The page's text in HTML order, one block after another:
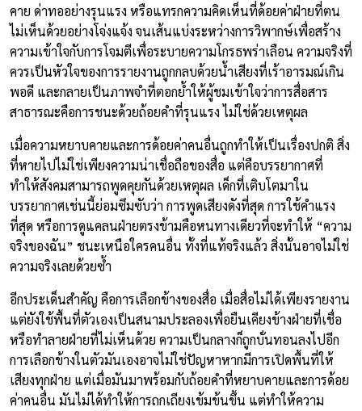
คาย ด่าทออย่างรุนแรง หรือแทรกความคิดเห็นที่ด้อยค่าฝ่ายที่ตน
ไม่เห็นด้วยอย่างโจ่งแจ้ง จนเส้นแบ่งระหว่างการวิพากษ์เพื่อสร้าง
ความเข้าใจกับการโจมตีเพื่อระบายความโกรธพร่าเลือน ความจริงที่
ควรเป็นหัวใจของการรายงานถูกกลบด้วยน้ำเสียงที่เร้าอารมณ์เกิน
พอดี และกลายเป็นภาพจำที่ตอกย้ำให้ผู้ชมเข้าใจว่าการสื่อสาร
สาธารณะคือการชนะด้วยถ้อยคำที่รุนแรง ไม่ใช่ด้วยเหตุผล
เมื่อความหยาบคายและการด้อยค่าคนอื่นถูกทำให้เป็นเรื่องปกติ สิ่ง
ที่หายไปไม่ใช่เพียงความน่าเชื่อถือของสื่อ แต่คือบรรยากาศที่
ทำให้สังคมสามารถพูดคุยกันด้วยเหตุผล เด็กที่เติบโตมาใน
บรรยากาศเช่นนี้ย่อมซึมซับว่า การพูดเสียงดังที่สุด การใช้คำแรง
ที่สุด หรือการดูแคลนฝ่ายตรงข้ามคือหนทางเดียวที่จะทำให้ “ความ
จริงของฉัน” ชนะเหนือใครคนอื่น ทั้งที่แท้จริงแล้ว สิ่งนั้นอาจไม่ใช่
ความจริงเลยด้วยซ้ำ
อีกประเด็นสำคัญ คือการเลือกข้างของสื่อ เมื่อสื่อไม่ได้เพียงรายงาน
แต่ยังใช้พื้นที่ตัวเองเป็นสนามประลองเพื่อยืนเคียงข้างฝ่ายที่เชื่อ
หรือทำลายฝ่ายที่ไม่เห็นด้วย ความเป็นกลางก็ถูกบั่นทอนลงไปอีก
การเลือกข้างในตัวมันเองอาจไม่ใช่ปัญหาหากมีการเปิดพื้นที่ให้
เสียงทุกฝ่าย แต่เมื่อมันมาพร้อมกับถ้อยคำที่หยาบคายและการด้อย
ค่าคนอื่น มันไม่ได้ทำให้การถกเถียงเข้มข้นขึ้น แต่ทำให้ความ